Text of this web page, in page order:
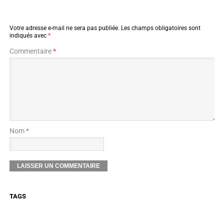
Votre adresse e-mail ne sera pas publiée. Les champs obligatoires sont
indiqués avec *
Commentaire*
Nom *
TAGS